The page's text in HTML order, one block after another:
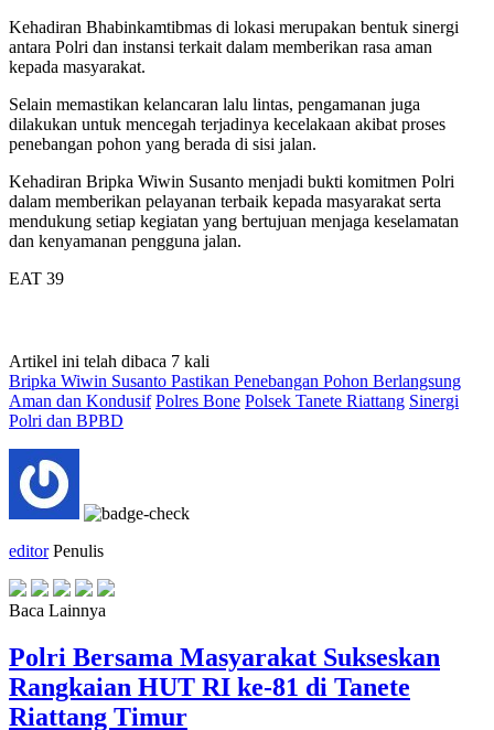
Kehadiran Bhabinkamtibmas di lokasi merupakan bentuk sinergi
antara Polri dan instansi terkait dalam memberikan rasa aman
kepada masyarakat.
Selain memastikan kelancaran lalu lintas, pengamanan juga
dilakukan untuk mencegah terjadinya kecelakaan akibat proses
penebangan pohon yang berada di sisi jalan.
Kehadiran Bripka Wiwin Susanto menjadi bukti komitmen Polri
dalam memberikan pelayanan terbaik kepada masyarakat serta
mendukung setiap kegiatan yang bertujuan menjaga keselamatan
dan kenyamanan pengguna jalan.
EAT 39
Artikel ini telah dibaca 7 kali
Bripka Wiwin Susanto Pastikan Penebangan Pohon Berlangsung
Aman dan Kondusif Polres Bone Polsek Tanete Riattang Sinergi
Polri dan BPBD
editor Penulis
Baca Lainnya
Polri Bersama Masyarakat Sukseskan
Rangkaian HUT RI ke-81 di Tanete
Riattang Timur